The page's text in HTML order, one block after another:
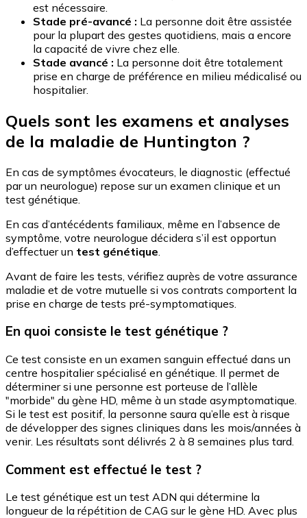
est nécessaire.
Stade pré-avancé : La personne doit être assistée
pour la plupart des gestes quotidiens, mais a encore
la capacité de vivre chez elle.
Stade avancé : La personne doit être totalement
prise en charge de préférence en milieu médicalisé ou
hospitalier.
Quels sont les examens et analyses
de la maladie de Huntington ?
En cas de symptômes évocateurs, le diagnostic (effectué
par un neurologue) repose sur un examen clinique et un
test génétique.
En cas d’antécédents familiaux, même en l’absence de
symptôme, votre neurologue décidera s’il est opportun
d’effectuer un test génétique
Avant de faire les tests, vérifiez auprès de votre assurance
maladie et de votre mutuelle si vos contrats comportent la
prise en charge de tests pré-symptomatiques.
En quoi consiste le test génétique ?
Ce test consiste en un examen sanguin effectué dans un
centre hospitalier spécialisé en génétique. Il permet de
déterminer si une personne est porteuse de l’allèle
"morbide" du gène HD, même à un stade asymptomatique.
Si le test est positif, la personne saura qu’elle est à risque
de développer des signes cliniques dans les mois/années à
venir. Les résultats sont délivrés 2 à 8 semaines plus tard.
Comment est effectué le test ?
Le test génétique est un test ADN qui détermine la
longueur de la répétition de CAG sur le gène HD. Avec plus